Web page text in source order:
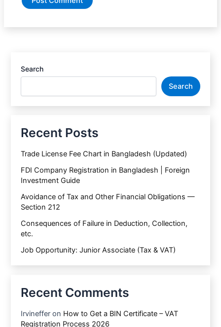
Search
Search
Recent Posts
Trade License Fee Chart in Bangladesh (Updated)
FDI Company Registration in Bangladesh | Foreign
Investment Guide
Avoidance of Tax and Other Financial Obligations —
Section 212
Consequences of Failure in Deduction, Collection,
etc.
Job Opportunity: Junior Associate (Tax & VAT)
Recent Comments
Irvineffer on How to Get a BIN Certificate – VAT
Registration Process 2026